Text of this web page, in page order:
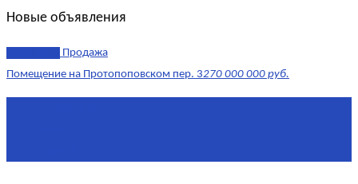
Новые объявления
Продажа
Помещение на Протопоповском пер. 3270 000 000 руб.